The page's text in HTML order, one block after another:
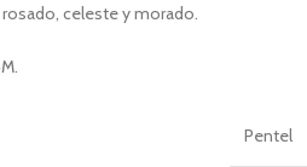
celeste y morado.
Pentel